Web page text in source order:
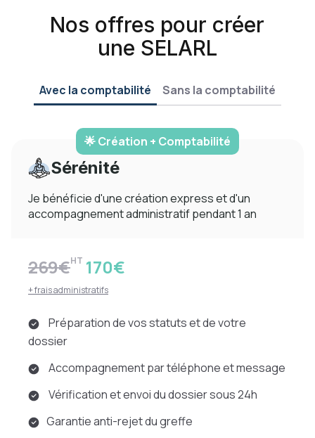
Nos offres pour créer
une SELARL
Avec la comptabilité Sans la comptabilité
🌟 Création + Comptabilité
Sérénité
Je bénéficie d'une création express et d'un
accompagnement administratif pendant 1 an
269€HT 170€
+ frais administratifs
Préparation de vos statuts et de votre
dossier
Accompagnement par téléphone et message
Vérification et envoi du dossier sous 24h
Garantie anti-rejet du greffe